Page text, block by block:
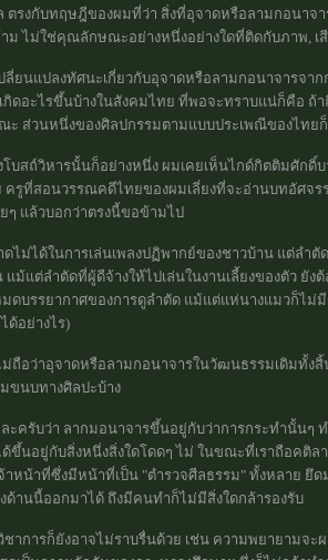
ตรงกับทฤษฎีของผมที่ว่า สิ่งที่อุจาดหรือลามกอนาจ
ม ไม่ใช่คุณลักษณะอย่างหนึ่งอย่างใดที่ติดกับภาพ, เ
ลี่ยนแปลงทัศนะเกี่ยวกับอุจาดหรือลามกอนาจารจ
ดอะไรขึ้นบ้างในสังคมไทย ที่พอจะทราบแน่ก็คือ ถ้า
ะ ส่วนหนึ่งของศิลปกรรมตามแบบประเพณีของไทยก็
บสถ์วิหารนั้นก็อย่างหนึ่ง ผมเคยเห็นไกด์กิตติมศักดิ์
ครูที่สอนวรรณคดีไทยของผมเลี่ยงที่จะอ่านบทอัศจ
ๆ แล้วบอกว่าตรงนี้ขอข้ามไป
ดไม่ได้ในการเล่นเพลงปฏิพากย์ของชาวบ้าน แต่ลำ
แม้แต่ลำตัดที่ผู้ดีจ้างให้ไปเล่นในงานเลี้ยงของตัว ยั
บรรยากาศของการดูลำตัด แม้แต่แห่นางแมวก็ไม่มี
ด้อย่างไร)
ถือว่าอุจาดหรือลามกอนาจารในวัฒนธรรมเดิมทั้งสิ้
ขนบทางศิลปะบ้าง
ะครับว่า ลากมอนาจารขึ้นอยู่กับว่าการกระทำนั้นๆ
ด้ขึ้นอยู่กับสิ่งหนึ่งสิ่งใดโดดๆ ไม่ ในขณะที่เราถือคติ
จ้าหน้าที่ซึ่งมีหน้าที่เป็น "ตำรวจศีลธรรม" ทั้งหลาย ยึ
ด้านนี้ออกมาได้ ถึงมีคนทำก็ไม่มีสิ่งใดกล้ารองรับ
าการก็ยังอาจไม่ราบรื่นด้วย เช่น ความพยายามจะ